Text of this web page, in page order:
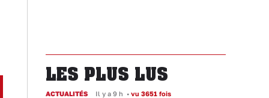
LES PLUS LUS
ACTUALITÉS Il y a 9 h • vu 3651 fois